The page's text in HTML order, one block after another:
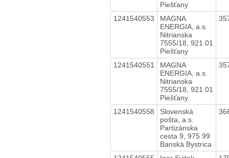
Piešťany
1241540553
MAGNA
ENERGIA, a.s.
Nitrianska
7555/18, 921 01
Piešťany
1241540551
MAGNA
ENERGIA, a.s.
Nitrianska
7555/18, 921 01
Piešťany
1241540558
Slovenská
pošta, a.s.
Partizánska
cesta 9, 975 99
Banská Bystrica